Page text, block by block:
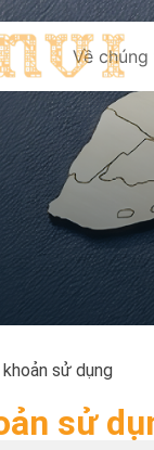
Về
sử dụng
sử